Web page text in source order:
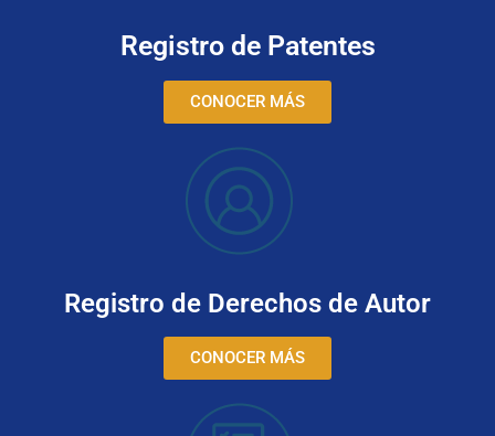
Registro de Patentes
CONOCER MÁS
Registro de Derechos de Autor
CONOCER MÁS